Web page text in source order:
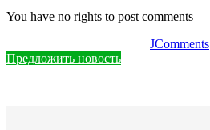
You have no rights to post comments
JComments
Предложить новость